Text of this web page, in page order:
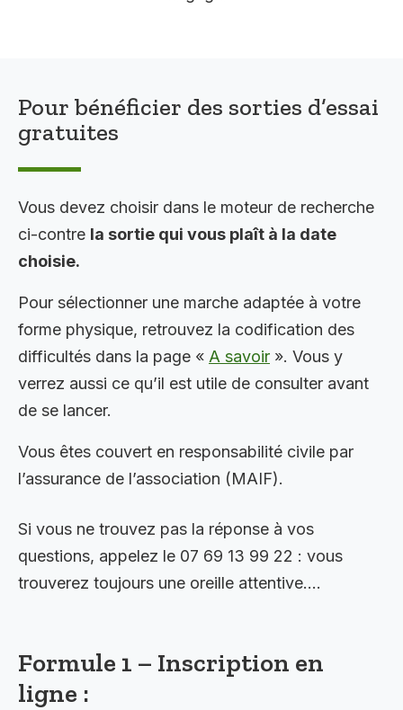
Pour bénéficier des sorties d’essai
gratuites
Vous devez choisir dans le moteur de recherche
ci-contre la sortie qui vous plaît à la date
choisie.
Pour sélectionner une marche adaptée à votre
forme physique, retrouvez la codification des
difficultés dans la page « A savoir ». Vous y
verrez aussi ce qu’il est utile de consulter avant
de se lancer.
Vous êtes couvert en responsabilité civile par
l’assurance de l’association (MAIF).
Si vous ne trouvez pas la réponse à vos
questions, appelez le 07 69 13 99 22 : vous
trouverez toujours une oreille attentive….
Formule 1 – Inscription en
ligne :